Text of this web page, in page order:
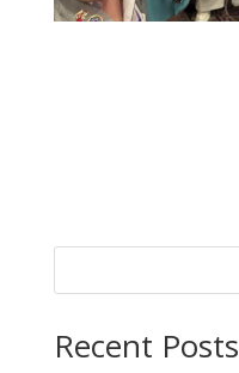
Recent Posts